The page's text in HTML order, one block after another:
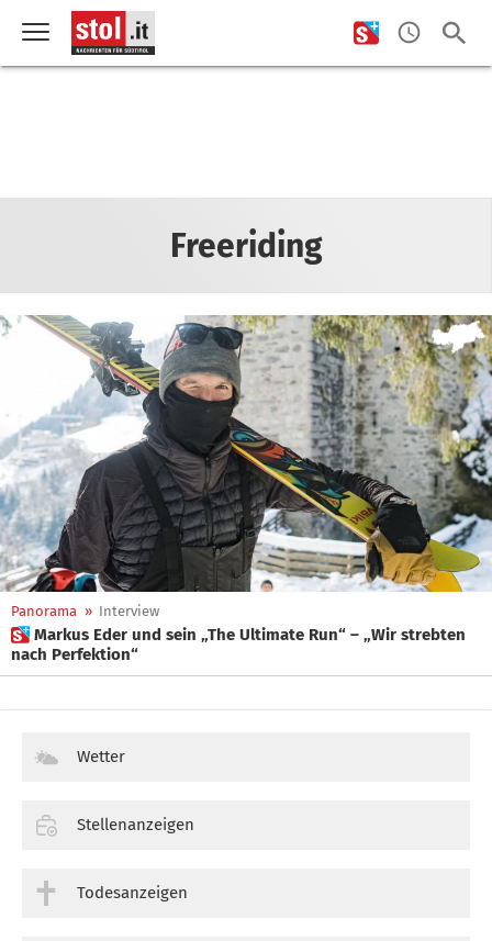
Freeriding
Panorama » Interview
 Markus Eder und sein „The Ultimate Run“ – „Wir strebten
nach Perfektion“
Wetter
Stellenanzeigen
Todesanzeigen